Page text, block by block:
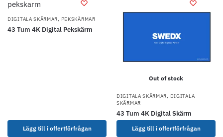
DIGITALA SKÄRMAR, PEKSKÄRMAR
43 Tum 4K Digital Pekskärm
Lägg till i offertförfrågan
Out of stock
DIGITALA SKÄRMAR, DIGITALA
SKÄRMAR
43 Tum 4K Digital Skärm
Lägg till i offertförfrågan